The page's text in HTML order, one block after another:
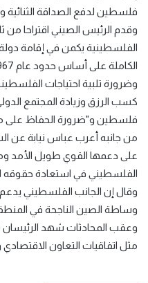
فلسطين لدفع الصداقة الثنائية
وقدم الرئيس الصيني اقتراحا
الفلسطينية يكمن في إقامة
وضرورة تلبية احتياجات
كسب الرزق وزيادة المجتمع
فلسطين و"ضرورة الحفاظ على
من جانبه أعرب عباس نيابة
على دعمها القوي طويل الأمد
الفلسطيني في استعادة حقوقه
وقال إن الجانب الفلسطيني
وساطة الصين الناجحة في
وعقب المحادثات شهد الرئيسان
مثل اتفاقيات التعاون الاقتصادي